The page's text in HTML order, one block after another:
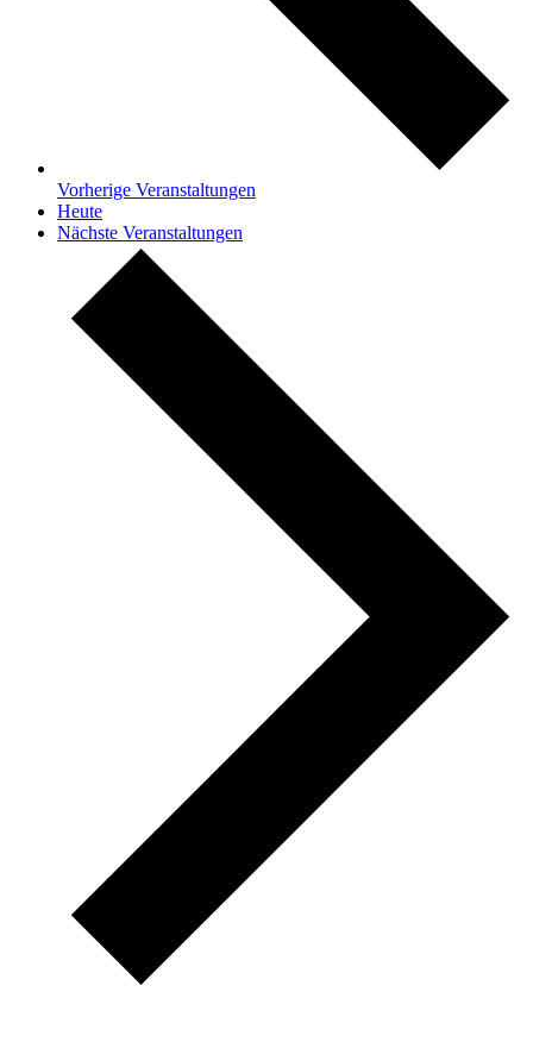
Vorherige Veranstaltungen
Heute
Nächste Veranstaltungen